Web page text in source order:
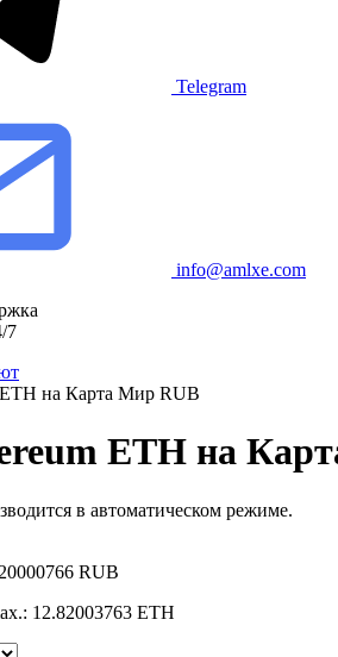
Telegram
info@amlxe.com
7
на Карта Мир RUB
ETH на
в автоматическом режиме.
RUB
12.82003763 ETH